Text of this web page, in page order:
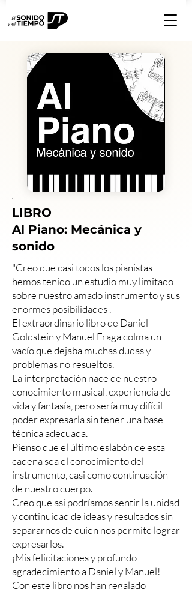
LIBRO
Al Piano: Mecánica y
sonido
"Creo que casi todos los pianistas
hemos tenido un estudio muy limitado
sobre nuestro amado instrumento y sus
enormes posibilidades .
El extraordinario libro de Daniel
Goldstein y Manuel Fraga colma un
vacío que dejaba muchas dudas y
problemas no resueltos.
La interpretación nace de nuestro
conocimiento musical, experiencia de
vida y fantasía, pero sería muy difícil
poder expresarla sin tener una base
técnica adecuada.
Pienso que el último eslabón de esta
cadena sea el conocimiento del
instrumento, casi como continuación
de nuestro cuerpo.
Creo que así podríamos sentir la unidad
y continuidad de ideas y resultados sin
separarnos de quien nos permite lograr
expresarlos.
¡Mis felicitaciones y profundo
agradecimiento a Daniel y Manuel!
Con este libro nos han regalado